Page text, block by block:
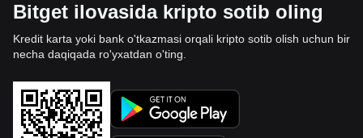
Bitget ilovasida kripto sotib oling
Kredit karta yoki bank o'tkazmasi orqali kripto sotib olish uchun bir
necha daqiqada ro'yxatdan o'ting.